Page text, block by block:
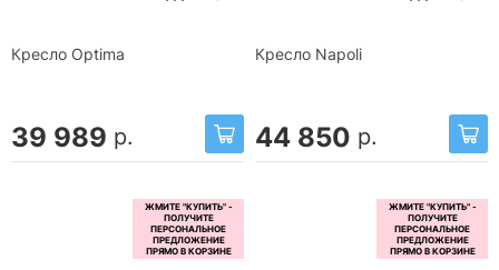
Кресло Optima
39 989 р.
Кресло Napoli
44 850 р.